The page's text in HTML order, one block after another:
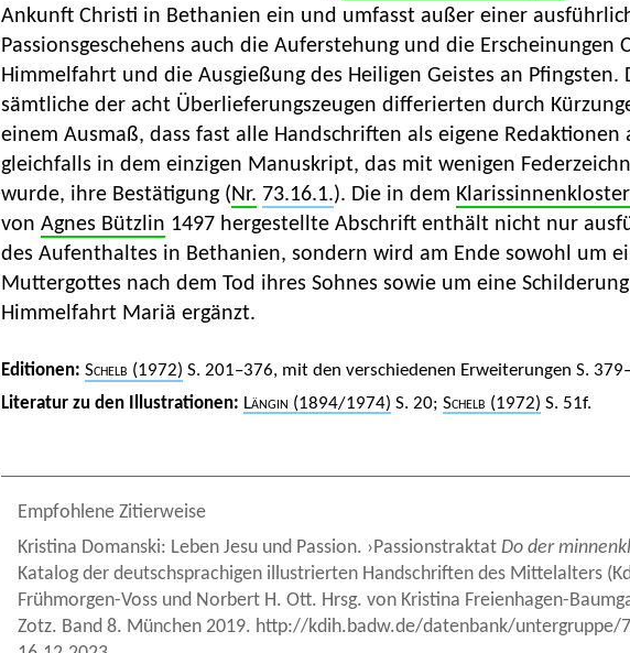
Ankunft Christi in Bethanien ein und umfasst außer einer
Passionsgeschehens auch die Auferstehung und die Erscheinungen
Himmelfahrt und die Ausgießung des Heiligen Geistes an Pfingsten.
sämtliche der acht Überlieferungszeugen differierten durch
einem Ausmaß, dass fast alle Handschriften als eigene
gleichfalls in dem einzigen Manuskript, das mit wenigen
wurde, ihre Bestätigung (Nr. 73.16.1.). Die in dem
von Agnes Bützlin 1497 hergestellte Abschrift enthält nicht nur
des Aufenthaltes in Bethanien, sondern wird am Ende sowohl um
Muttergottes nach dem Tod ihres Sohnes sowie um eine
Himmelfahrt Mariä ergänzt.
Editionen: Schelb (1972) S. 201–376, mit den verschiedenen Erweiterungen S.
Literatur zu den Illustrationen: Längin (1894/1974) S. 20; Schelb (1972) S. 51f.
Empfohlene Zitierweise
Kristina Domanski: Leben Jesu und Passion. ›Passionstraktat Do der
Katalog der deutschsprachigen illustrierten Handschriften des Mittelalters
Frühmorgen-Voss und Norbert H. Ott. Hrsg. von Kristina Freienhagen-
Zotz. Band 8. München 2019. http://kdih.badw.de/datenbank/untergruppe/